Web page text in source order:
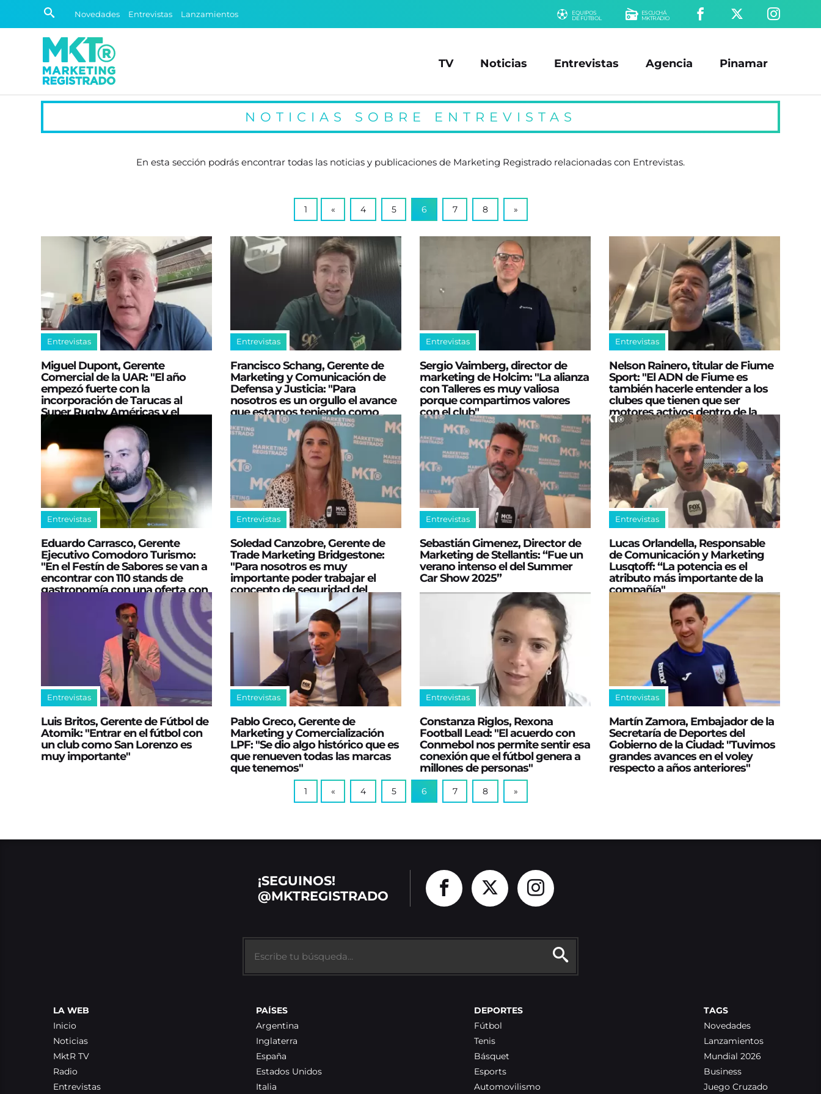
Novedades Entrevistas Lanzamientos
EQUIPOS
DE FÚTBOL
ESCUCHÁ
MKTRADIO
TV Noticias Entrevistas Agencia Pinamar
NOTICIAS SOBRE ENTREVISTAS
En esta sección podrás encontrar todas las noticias y publicaciones de Marketing Registrado relacionadas con Entrevistas.
1 « 4 5 6 7 8 »
Entrevistas
Miguel Dupont, Gerente
Comercial de la UAR: "El año
empezó fuerte con la
incorporación de Tarucas al
Super Rugby Américas y el
anuncio del nuevo centro"
Entrevistas
Francisco Schang, Gerente de
Marketing y Comunicación de
Defensa y Justicia: "Para
nosotros es un orgullo el avance
que estamos teniendo como
club"
Entrevistas
Sergio Vaimberg, director de
marketing de Holcim: "La alianza
con Talleres es muy valiosa
porque compartimos valores
con el club"
Entrevistas
Nelson Rainero, titular de Fiume
Sport: "El ADN de Fiume es
también hacerle entender a los
clubes que tienen que ser
motores activos dentro de la
pata comercial"
Entrevistas
Eduardo Carrasco, Gerente
Ejecutivo Comodoro Turismo:
"En el Festín de Sabores se van a
encontrar con 110 stands de
gastronomía con una oferta con
identidad de los productos
Entrevistas
Soledad Canzobre, Gerente de
Trade Marketing Bridgestone:
"Para nosotros es muy
importante poder trabajar el
concepto de seguridad del
Entrevistas
Sebastián Gimenez, Director de
Marketing de Stellantis: “Fue un
verano intenso el del Summer
Car Show 2025”
Entrevistas
Lucas Orlandella, Responsable
de Comunicación y Marketing
Lusqtoff: “La potencia es el
atributo más importante de la
compañía"
Entrevistas
Luis Britos, Gerente de Fútbol de
Atomik: "Entrar en el fútbol con
un club como San Lorenzo es
muy importante"
Entrevistas
Pablo Greco, Gerente de
Marketing y Comercialización
LPF: "Se dio algo histórico que es
que renueven todas las marcas
que tenemos"
Entrevistas
Constanza Riglos, Rexona
Football Lead: "El acuerdo con
Conmebol nos permite sentir esa
conexión que el fútbol genera a
millones de personas"
Entrevistas
Martín Zamora, Embajador de la
Secretaría de Deportes del
Gobierno de la Ciudad: "Tuvimos
grandes avances en el voley
respecto a años anteriores"
1 « 4 5 6 7 8 »
¡SEGUINOS!
@MKTREGISTRADO
LA WEB
Inicio
Noticias
MktR TV
Radio
Entrevistas
PAÍSES
Argentina
Inglaterra
España
Estados Unidos
Italia
DEPORTES
Fútbol
Tenis
Básquet
Esports
Automovilismo
TAGS
Novedades
Lanzamientos
Mundial 2026
Business
Juego Cruzado